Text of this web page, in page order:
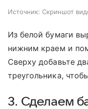
Источник: Скриншот
Из белой бумаги
нижним краем и
Сверху добавьте
треугольника,
3. Сделаем